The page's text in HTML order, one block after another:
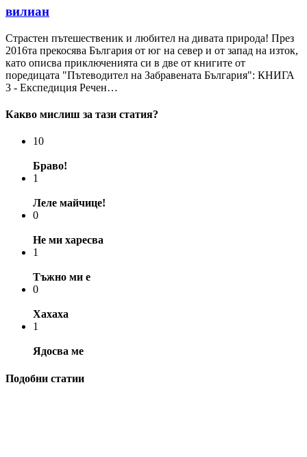
вилиан
Страстен пътешественик и любител на дивата природа! През
2016та прекосява България от юг на север и от запад на изток,
като описва приключенията си в две от книгите от
поредицата "Пътеводител на Забравената България": КНИГА
3 - Експедиция Речен…
Какво мислиш за тази статия?
10
Браво!
1
Леле майчице!
0
Не ми харесва
1
Тъжно ми е
0
Хахаха
1
Ядосва ме
Подобни статии